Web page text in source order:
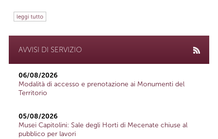
leggi tutto
AVVISI DI SERVIZIO
06/08/2026
Modalità di accesso e prenotazione ai Monumenti del
Territorio
05/08/2026
Musei Capitolini: Sale degli Horti di Mecenate chiuse al
pubblico per lavori